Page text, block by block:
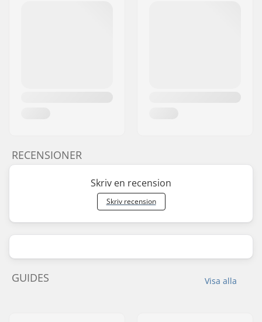
RECENSIONER
Skriv en recension
Skriv recension
Visa alla
GUIDES